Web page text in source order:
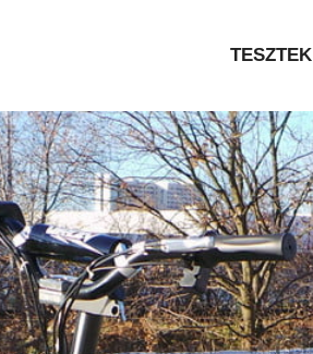
TESZTEK